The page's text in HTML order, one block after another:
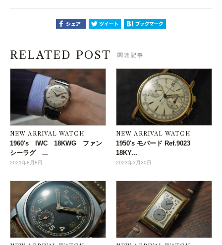
RELATED POST 関連記事
NEW ARRIVAL WATCH
1960's IWC 18KWG ファン
シーラグ ...
2021年8月8日
NEW ARRIVAL WATCH
1950's モバード Ref.9023
18KY...
2023年3月20日